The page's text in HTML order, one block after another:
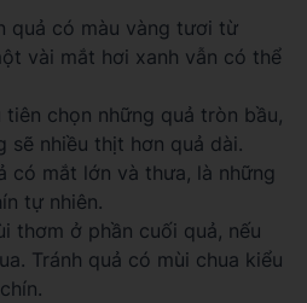
quả có màu vàng tươi từ
vài mắt hơi xanh vẫn có thể
tiên chọn những quả tròn bầu,
sẽ nhiều thịt hơn quả dài.
có mắt lớn và thưa, là những
tự nhiên.
thơm ở phần cuối quả, nếu
Tránh quả có mùi chua kiểu